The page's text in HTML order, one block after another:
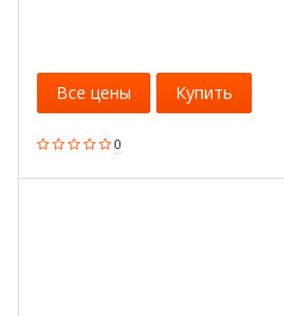
0
Все цены Купить